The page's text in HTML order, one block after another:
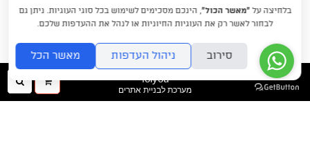
DraftRishon@gmail.com
folyou
מערכת לבניית אתרים
ההזמנה
בלחיצה על “מאשר הכול”, הינכם מסכימים לשימוש בכל סוגי העוגיות. ניתן גם
לבחור לאשר רק את העוגיות החיוניות או לנהל את ההעדפות שלכם.
סירוב ניהול העדפות מאשר הכל